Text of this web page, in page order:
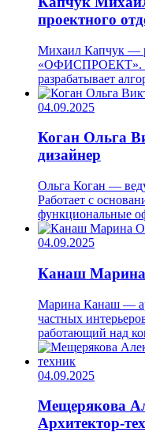
проектного
Михаил Капчук —
«ОФИСПРОЕКТ».
разрабатывает
04.09.2025
Коган Ольга
дизайнер
Ольга Коган —
Работает с
функциональные
04.09.2025
Канаш Марина
Марина Канаш —
частных
работающий над
04.09.2025
Мещерякова
Архитектор-